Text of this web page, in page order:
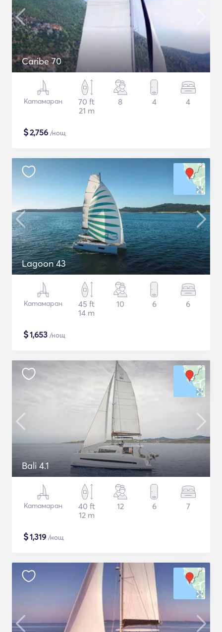
Caribe 70
Катамаран
70 ft
21 m
8 4 4
$2,756 /нощ
Lagoon 43
Катамаран
45 ft
14 m
10 6 6
$1,653 /нощ
Bali 4.1
Катамаран
40 ft
12 m
12 6 7
$1,319 /нощ